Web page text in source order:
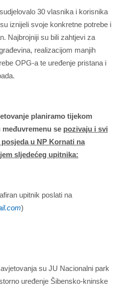
30 vlasnika i korisnika
iznijeli svoje konkretne potrebe i
Najbrojniji su bili zahtjevi za
realizacijom manjih
OPG-a te uređenje pristana i
planiramo tijekom
međuvremenu se pozivaju i svi
u NP Kornati na
sljedećeg upitnika:
upitnik poslati na
)
su JU Nacionalni park
uređenje Šibensko-kninske